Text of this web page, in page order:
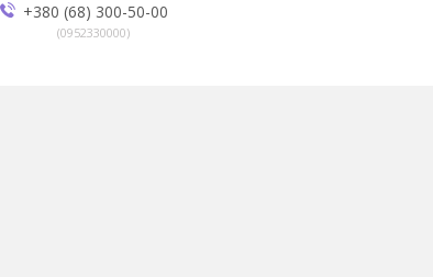
+380 (68) 300-50-00
0952330000